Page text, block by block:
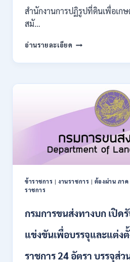
–
28780
10
21
2569
สำนักงานการปฏิรูปที่ดินเพื่อเก
สมั…
อ่านรายละเอียด สำนักงาน
ปฏิรูป
เพื่อ
เกษตรกรรม
เปิด
สมัคร
บุคคล
เพื่อ
เป็น
กอง
อัตรา
ปวส.
ป.ตรี
ข้าราชการ |งานราชการ | ต้องผ่าน ภา
ราชการ
กรมการขนส่งทางบก เปิด
แข่งขันเพื่อบรรจุและแต่ง
ราชการ 24 อัตรา บรรจุส่